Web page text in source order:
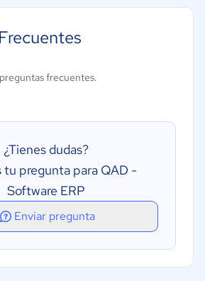
de suministro
frecuentes.
¿Tienes dudas?
tu pregunta para QAD -
Software ERP
Enviar pregunta